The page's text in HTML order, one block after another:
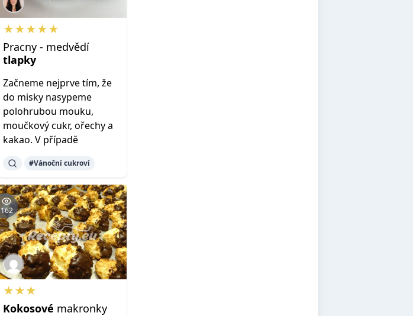
★★★★★
Pracny - medvědí
tlapky
Začneme nejprve tím, že
do misky nasypeme
polohrubou mouku,
moučkový cukr, ořechy a
kakao. V případě
#Vánoční cukroví
162
★★★
Kokosové makronky